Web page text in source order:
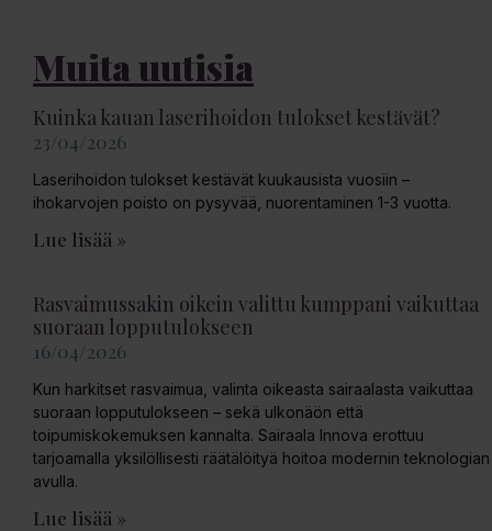
Muita uutisia
Kuinka kauan laserihoidon tulokset kestävät?
23/04/2026
Laserihoidon tulokset kestävät kuukausista vuosiin –
ihokarvojen poisto on pysyvää, nuorentaminen 1-3 vuotta.
Lue lisää »
Rasvaimussakin oikein valittu kumppani vaikuttaa
suoraan lopputulokseen
16/04/2026
Kun harkitset rasvaimua, valinta oikeasta sairaalasta vaikuttaa
suoraan lopputulokseen – sekä ulkonäön että
toipumiskokemuksen kannalta. Sairaala Innova erottuu
tarjoamalla yksilöllisesti räätälöityä hoitoa modernin teknologian
avulla.
Lue lisää »